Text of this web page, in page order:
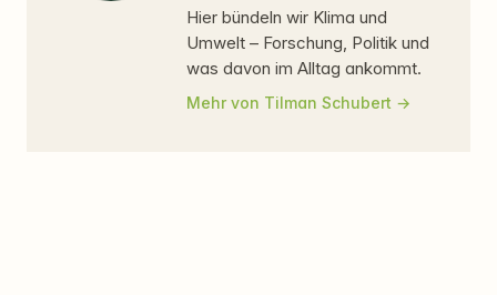
Hier bündeln wir Klima und
Umwelt – Forschung, Politik und
was davon im Alltag ankommt.
Mehr von Tilman Schubert